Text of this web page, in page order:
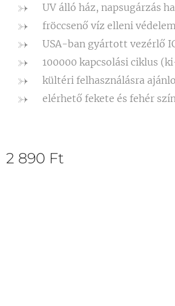
UV álló ház, napsugárzás
fröccsenő víz elleni
USA-ban gyártott vezérlő
100000 kapcsolási ciklus
kültéri felhasználásra
elérhető fekete és fehér
2 890 Ft